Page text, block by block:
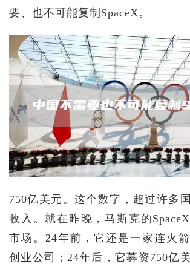
要、也不可能复制SpaceX。‌‌
750亿美元。这个数字，超过许多
收入。就在昨晚，马斯克的
市场。24年前，它还是一家连火
创业公司；24年后，它募资750亿